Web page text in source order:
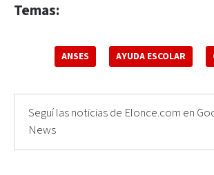
Temas:
ANSES AYUDA ESCOLAR
Seguí las noticias de Elonce.com en
News